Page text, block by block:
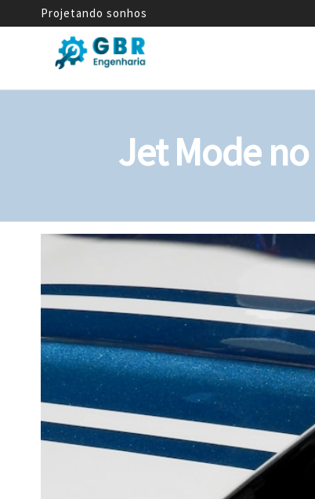
Projetando sonhos
Engenharia
Jet Mode